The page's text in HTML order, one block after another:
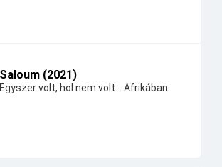
Saloum (2021)
Egyszer volt, hol nem volt... Afrikában.